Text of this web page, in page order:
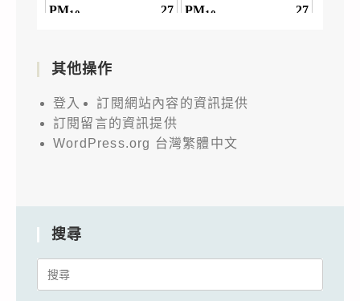
月
9
日
下
止，
其他操作
登入
訂閱網站內容的資訊提供
訂閱留言的資訊提供
WordPress.org 台灣繁體中文
搜尋
Search